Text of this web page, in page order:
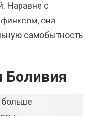
Наравне с
она
самобытность
Боливия